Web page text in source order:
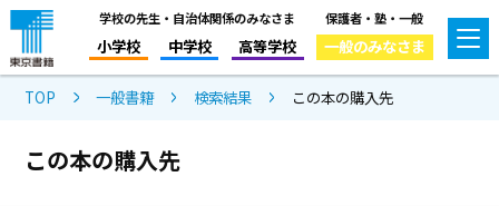
学校の先生・自治体関係のみなさま
小学校 中学校 高等学校
保護者・塾・一般
一般のみなさま
TOP 一般書籍 検索結果 この本の購入先
この本の購入先